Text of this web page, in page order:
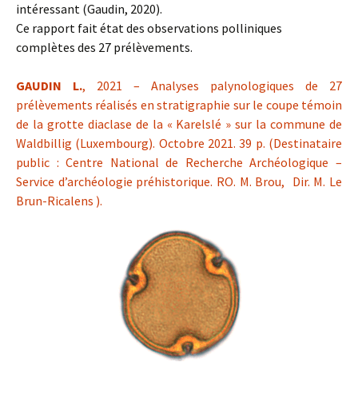
intéressant (Gaudin, 2020).
Ce rapport fait état des observations polliniques
complètes des 27 prélèvements.
GAUDIN L., 2021 – Analyses palynologiques de 27
prélèvements réalisés en stratigraphie sur le coupe témoin
de la grotte diaclase de la « Karelslé » sur la commune de
Waldbillig (Luxembourg). Octobre 2021. 39 p. (Destinataire
public : Centre National de Recherche Archéologique –
Service d’archéologie préhistorique. RO. M. Brou, Dir. M. Le
Brun-Ricalens ).